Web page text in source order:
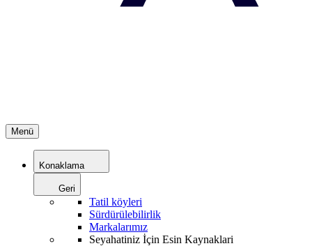
Menü
Konaklama
Geri
Tatil köyleri
Sürdürülebilirlik
Markalarımız
Seyahatiniz İçin Esin Kaynaklari